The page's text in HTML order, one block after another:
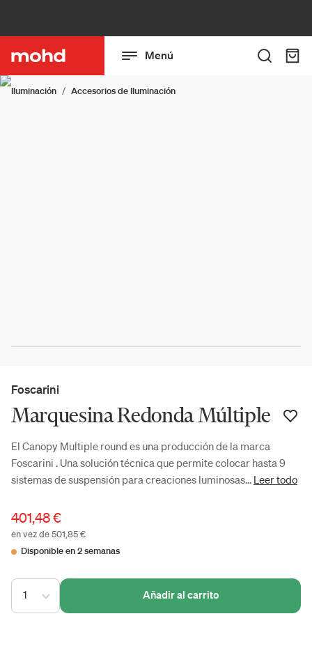
Menú
Iluminación Accesorios de Iluminación
Foscarini
Marquesina Redonda Múltiple
El Canopy Multiple round es una producción de la marca
Foscarini . Una solución técnica que permite colocar hasta 9
sistemas de suspensión para creaciones luminosas... Leer todo
401,48 €
en vez de 501,85 €
Disponible en 2 semanas
1 Añadir al carrito